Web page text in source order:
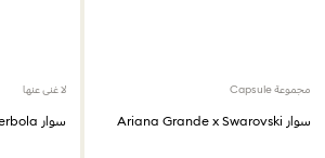
مجموعة Capsule
سوار Ariana Grande x Swarovski
لا غنى عنها
سوار Hyperbola